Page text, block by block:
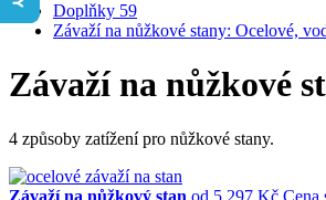
Doplňky 59
Závaží na nůžkové stany: Ocelové,
Závaží na nůžkové
4 způsoby zatížení pro nůžkové stany.
Závaží na nůžkový stan od 5 297 Kč Cena